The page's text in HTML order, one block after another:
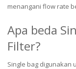
menangani flow rate
Apa beda
Filter?
Single bag digunakan